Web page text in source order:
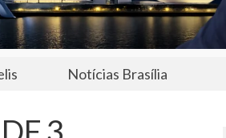
Notícias Brasília
3